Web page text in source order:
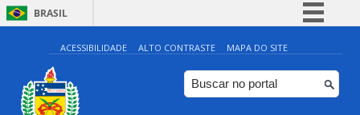
BRASIL
Simplifique!
Comunica BR
Participe
ACESSIBILIDADE ALTO CONTRASTE MAPA DO SITE